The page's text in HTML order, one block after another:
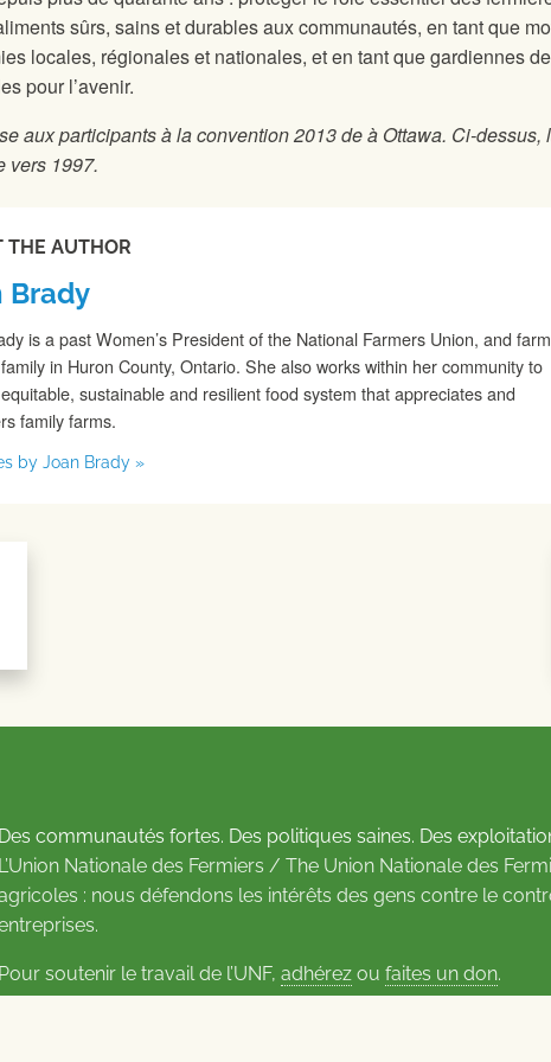
sûrs, sains et durables aux communautés, en tant que
locales, régionales et nationales, et en tant que gardiennes
pour l’avenir.
aux participants à la convention 2013 deà Ottawa. Ci-dessus,
vers 1997.
THE AUTHOR
Brady
is a past Women’s President of the National Farmers Union, and
in Huron County, Ontario. She also works within her community to
sustainable and resilient food system that appreciates and
family farms.
by Joan Brady »
Des communautés fortes. Des politiques saines. Des
L’Union Nationale des Fermiers / The Union Nationale des
: nous défendons les intérêts des gens contre le
Pour soutenir le travail de l’UNF, adhérez ou faites un don.